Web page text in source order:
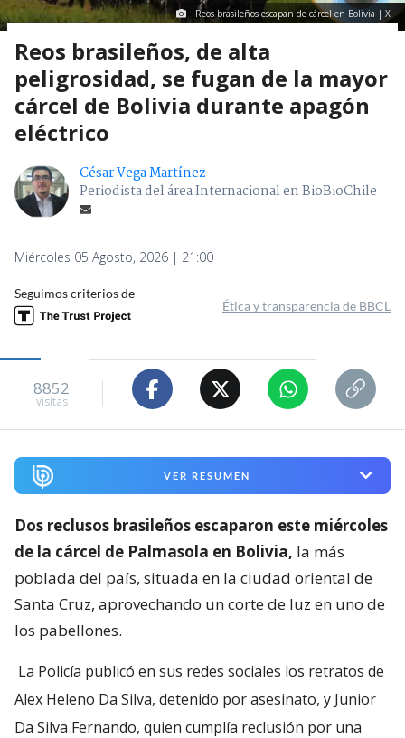
Reos brasileños escapan de cárcel en Bolivia | X
Reos brasileños, de alta
peligrosidad, se fugan de la mayor
cárcel de Bolivia durante apagón
eléctrico
César Vega Martínez
Periodista del área Internacional en BioBioChile
Miércoles 05 Agosto, 2026 | 21:00
Seguimos criterios de
Ética y transparencia de BBCL
8852
visitas
VER RESUMEN
Dos reclusos brasileños escaparon este miércoles
de la cárcel de Palmasola en Bolivia, la más
poblada del país, situada en la ciudad oriental de
Santa Cruz, aprovechando un corte de luz en uno de
los pabellones.
La Policía publicó en sus redes sociales los retratos de
Alex Heleno Da Silva, detenido por asesinato, y Junior
Da Silva Fernando, quien cumplía reclusión por una